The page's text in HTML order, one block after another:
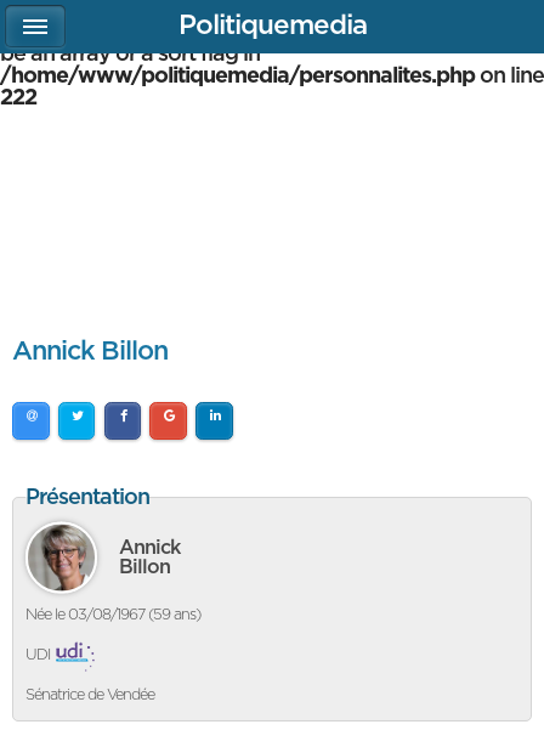
Warning
: array_multisort(): Argument #1 is expected to
be an array or a sort flag in
/home/www/politiquemedia/personnalites.phpon line
222
Annick Billon
Présentation
Annick
Billon
Née le 03/08/1967 (59 ans)
UDI
Sénatrice de Vendée
Politiquemedia